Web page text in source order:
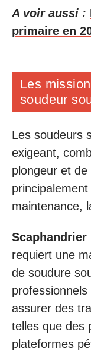
A voir aussi :
primaire en
Les
soudeur
Les soudeurs
exigeant,
plongeur et
maintenance,
Scaphandrier
requiert une
de soudure
assurer des
telles que des
plateformes